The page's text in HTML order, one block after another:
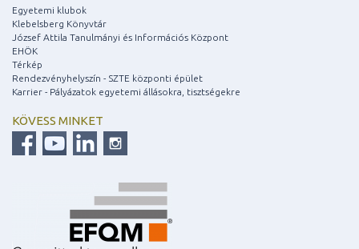
Egyetemi klubok
Klebelsberg Könyvtár
József Attila Tanulmányi és Információs Központ
EHÖK
Térkép
Rendezvényhelyszín - SZTE központi épület
Karrier - Pályázatok egyetemi állásokra, tisztségekre
KÖVESS MINKET